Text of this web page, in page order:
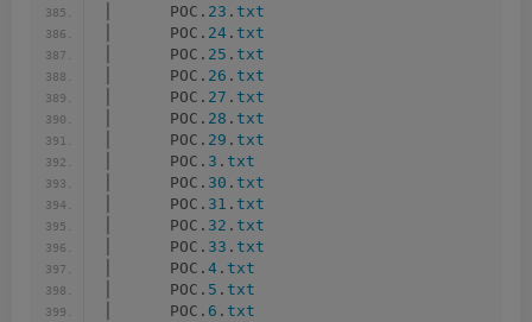
│      POC. 23 . txt
│      POC. 24 . txt
│      POC. 25 . txt
│      POC. 26 . txt
│      POC. 27 . txt
│      POC. 28 . txt
│      POC. 29 . txt
│      POC. 3 . txt
│      POC. 30 . txt
│      POC. 31 . txt
│      POC. 32 . txt
│      POC. 33 . txt
│      POC. 4 . txt
│      POC. 5 . txt
│      POC. 6 . txt